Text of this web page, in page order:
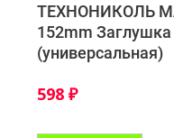
ТЕХНОНИКОЛЬ
152mm
(универсальная)
598₽